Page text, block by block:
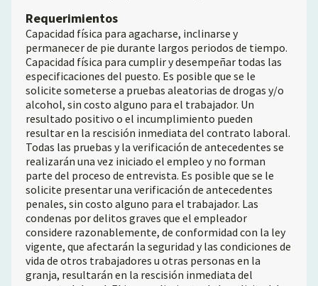
Requerimientos
Capacidad física para agacharse, inclinarse y
permanecer de pie durante largos periodos de tiempo.
Capacidad física para cumplir y desempeñar todas las
especificaciones del puesto. Es posible que se le
solicite someterse a pruebas aleatorias de drogas y/o
alcohol, sin costo alguno para el trabajador. Un
resultado positivo o el incumplimiento pueden
resultar en la rescisión inmediata del contrato laboral.
Todas las pruebas y la verificación de antecedentes se
realizarán una vez iniciado el empleo y no forman
parte del proceso de entrevista. Es posible que se le
solicite presentar una verificación de antecedentes
penales, sin costo alguno para el trabajador. Las
condenas por delitos graves que el empleador
considere razonablemente, de conformidad con la ley
vigente, que afectarán la seguridad y las condiciones de
vida de otros trabajadores u otras personas en la
granja, resultarán en la rescisión inmediata del